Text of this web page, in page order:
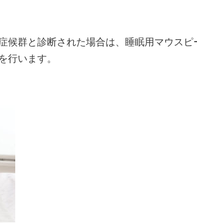
候群と診断された場合は、睡眠用マウスピ
行います。